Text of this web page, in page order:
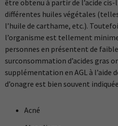
être obtenu à partir de l’acide
différentes huiles végétales
l’huile de carthame, etc.).
l’organisme est tellement
personnes en présentent de
surconsommation d’acides gras
supplémentation en AGL à l’aide
d’onagre est bien souvent
Acné